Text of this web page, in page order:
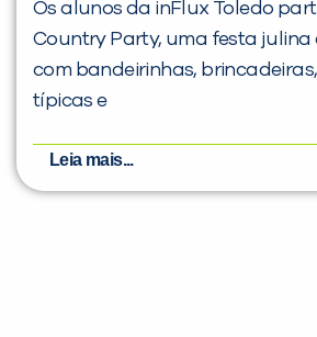
Os alunos da inFlux Toledo
Country Party, uma festa julina
com bandeirinhas,
típicas e
Leia mais...